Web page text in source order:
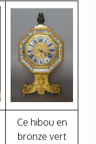
Ce hibou en
bronze vert